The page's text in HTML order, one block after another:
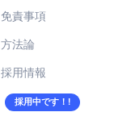
免責事項
方法論
採用情報
採用中です！!